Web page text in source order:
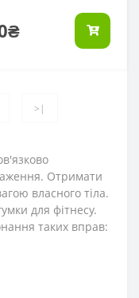
>|
Отримати
власного тіла.
для фітнесу.
таких вправ: